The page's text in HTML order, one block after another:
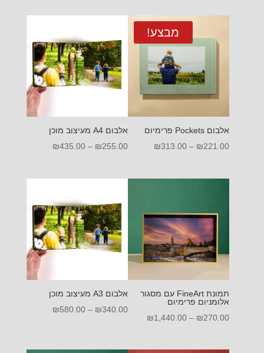
מבצע!
אלבום Pockets פרימיום
₪221.00
–
₪313.00
⁦₪221.00⁩
אלבום A4 מעיצוב מוכן
₪255.00
–
₪435.00
⁦₪435.00⁩
תמונת FineArt עם מסגור
אלומניום פרימיום
₪270.00
–
₪1,440.00
⁦₪270.00⁩
אלבום A3 מעיצוב מוכן
₪340.00
–
₪580.00